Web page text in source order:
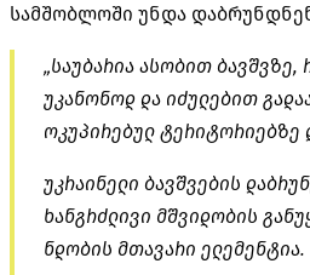
სამშობლოში უნდა
„საუბარია ასობით
უკანონოდ და იძულებით
ოკუპირებულ ტერიტორიებზე
უკრაინელი ბავშვების
ხანგრძლივი მშვიდობის
ნდობის მთავარი ელემენტია.